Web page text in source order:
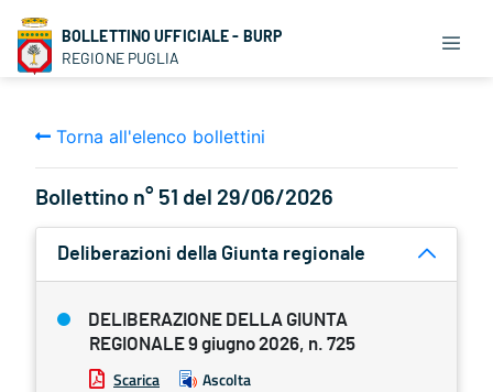
BOLLETTINO UFFICIALE - BURP
REGIONE PUGLIA
Torna all'elenco bollettini
Bollettino n° 51 del 29/06/2026
Deliberazioni della Giunta regionale
DELIBERAZIONE DELLA GIUNTA
REGIONALE 9 giugno 2026, n. 725
Scarica Ascolta